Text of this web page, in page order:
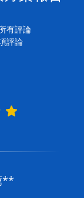
有評論
評論
**